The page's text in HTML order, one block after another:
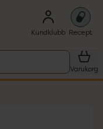
Kundklubb Recept
Varukorg